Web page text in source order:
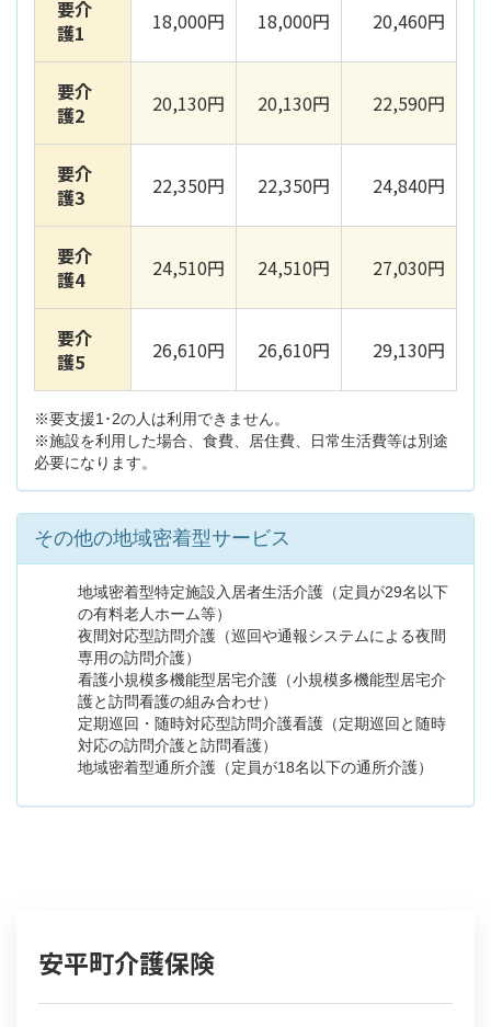
要介
護1
18,000円 18,000円 20,460円
要介
護2
20,130円 20,130円 22,590円
要介
護3
22,350円 22,350円 24,840円
要介
護4
24,510円 24,510円 27,030円
要介
護5
26,610円 26,610円 29,130円
※要支援1･2の人は利用できません。
※施設を利用した場合、食費、居住費、日常生活費等は別途
必要になります。
その他の地域密着型サービス
地域密着型特定施設入居者生活介護（定員が29名以下
の有料老人ホーム等）
夜間対応型訪問介護（巡回や通報システムによる夜間
専用の訪問介護）
看護小規模多機能型居宅介護（小規模多機能型居宅介
護と訪問看護の組み合わせ）
定期巡回・随時対応型訪問介護看護（定期巡回と随時
対応の訪問介護と訪問看護）
地域密着型通所介護（定員が18名以下の通所介護）
安平町介護保険